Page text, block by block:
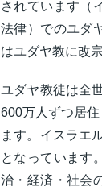
されています（
法律）でのユダ
はユダヤ教に改
ユダヤ教徒は全
600万人ずつ居
ます。イスラエ
となっています
治・経済・社会